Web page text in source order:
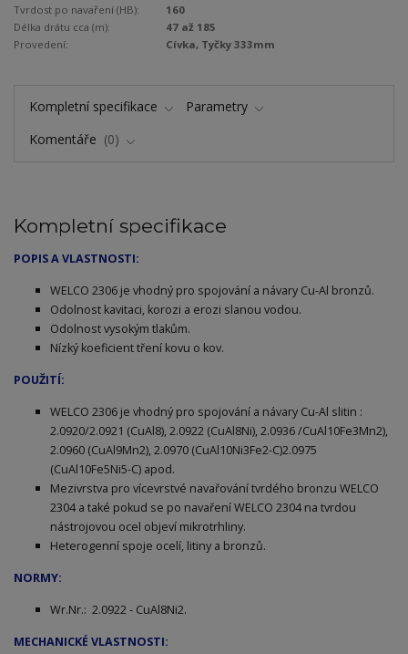
Tvrdost po navaření (HB):
160
Délka drátu cca (m):
47 až 185
Provedení:
Cívka, Tyčky 333mm
Kompletní specifikace
Parametry
Komentáře
0
Kompletní specifikace
POPIS A VLASTNOSTI:
WELCO 2306 je vhodný pro spojování a návary Cu-Al bronzů.
Odolnost kavitaci, korozi a erozi slanou vodou.
Odolnost vysokým tlakům.
Nízký koeficient tření kovu o kov.
POUŽITÍ:
WELCO 2306 je vhodný pro spojování a návary Cu-Al slitin :
2.0920/2.0921 (CuAl8), 2.0922 (CuAl8Ni), 2.0936 /CuAl10Fe3Mn2),
2.0960 (CuAl9Mn2), 2.0970 (CuAl10Ni3Fe2-C)2.0975
(CuAl10Fe5Ni5-C) apod.
Mezivrstva pro vícevrstvé navařování tvrdého bronzu WELCO
2304 a také pokud se po navaření WELCO 2304 na tvrdou
nástrojovou ocel objeví mikrotrhliny.
Heterogenní spoje ocelí, litiny a bronzů.
NORMY:
Wr.Nr.: 2.0922 - CuAl8Ni2.
MECHANICKÉ VLASTNOSTI: